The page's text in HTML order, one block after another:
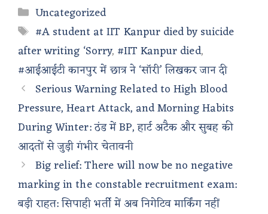
Categories
Uncategorized
Tags
#A student at IIT Kanpur died by suicide
after writing ‘Sorry, #IIT Kanpur died,
#आईआईटी कानपुर में छात्र ने ‘सॉरी’ लिखकर जान दी
Serious Warning Related to High Blood
Pressure, Heart Attack, and Morning Habits
During Winter: ठंड में BP, हार्ट अटैक और सुबह की
आदतों से जुड़ी गंभीर चेतावनी
Big relief: There will now be no negative
marking in the constable recruitment exam:
बड़ी राहत: सिपाही भर्ती में अब निगेटिव मार्किंग नहीं